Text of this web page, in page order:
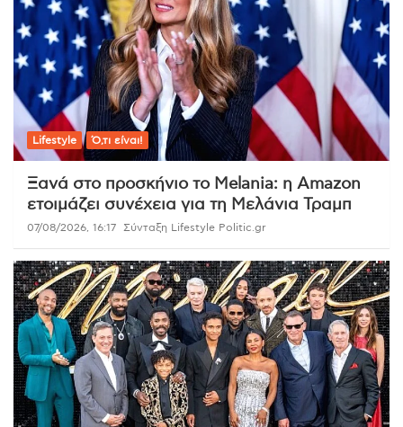
Lifestyle Ό,τι είναι!
Ξανά στο προσκήνιο το Melania: η Amazon
ετοιμάζει συνέχεια για τη Μελάνια Τραμπ
07/08/2026, 16:17 Σύνταξη Lifestyle Politic.gr